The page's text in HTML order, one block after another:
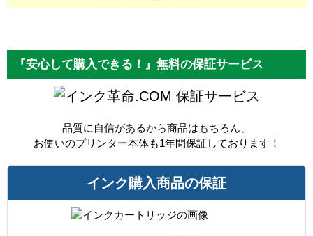
『安心して購入できる！』無料の保証サービス
保証サービス
品質に自信があるから商品はもちろん、
お使いのプリンター本体も1年間保証しております！
インク購入商品の保証